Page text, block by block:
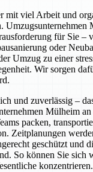
mit viel Arbeit und
Umzugsunternehmen
für Sie –
oder
Umzug zu einer
Wir sorgen
und zuverlässig –
Mülheim
packen,
Zeitplanungen
geschützt und
So können Sie sich
konzentrieren.